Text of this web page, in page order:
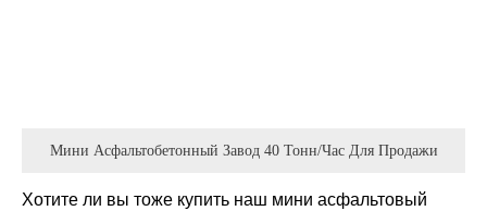
Мини Асфальтобетонный Завод 40 Тонн/час Для Продажи
Хотите ли вы тоже купить наш мини асфальтовый